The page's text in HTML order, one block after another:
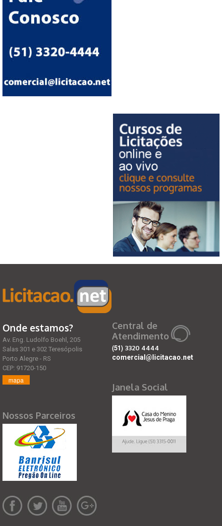
Onde estamos?
Av. Eng. Ludolfo Boehl, 205
Salas 301 e 302 Teresópolis
Porto Alegre - RS
CEP: 91720-150
mapa
Nossos Parceiros
Central de
Atendimento
(51) 3320 4444
comercial@licitacao.net
Janela Social